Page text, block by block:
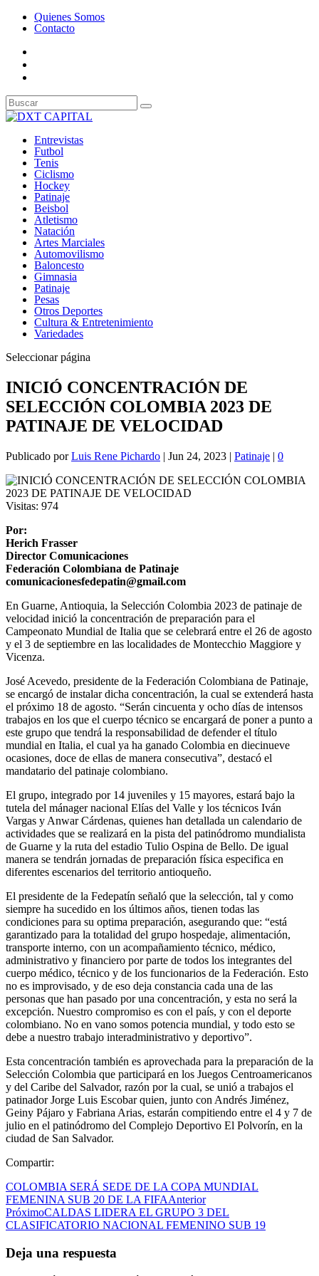
Quienes Somos
Contacto
Entrevistas
Futbol
Tenis
Ciclismo
Hockey
Patinaje
Beisbol
Atletismo
Natación
Artes Marciales
Automovilismo
Baloncesto
Gimnasia
Patinaje
Pesas
Otros Deportes
Cultura & Entretenimiento
Variedades
Seleccionar página
INICIÓ CONCENTRACIÓN DE
SELECCIÓN COLOMBIA 2023 DE
PATINAJE DE VELOCIDAD
Publicado porLuis Rene Pichardo | Jun 24, 2023 | Patinaje | 0
Visitas: 974
Por:
Herich Frasser
Director Comunicaciones
Federación Colombiana de Patinaje
comunicacionesfedepatin@gmail.com
En Guarne, Antioquia, la Selección Colombia 2023 de patinaje de
velocidad inició la concentración de preparación para el
Campeonato Mundial de Italia que se celebrará entre el 26 de agosto
y el 3 de septiembre en las localidades de Montecchio Maggiore y
Vicenza.
José Acevedo, presidente de la Federación Colombiana de Patinaje,
se encargó de instalar dicha concentración, la cual se extenderá hasta
el próximo 18 de agosto. “Serán cincuenta y ocho días de intensos
trabajos en los que el cuerpo técnico se encargará de poner a punto a
este grupo que tendrá la responsabilidad de defender el título
mundial en Italia, el cual ya ha ganado Colombia en diecinueve
ocasiones, doce de ellas de manera consecutiva”, destacó el
mandatario del patinaje colombiano.
El grupo, integrado por 14 juveniles y 15 mayores, estará bajo la
tutela del mánager nacional Elías del Valle y los técnicos Iván
Vargas y Anwar Cárdenas, quienes han detallada un calendario de
actividades que se realizará en la pista del patinódromo mundialista
de Guarne y la ruta del estadio Tulio Ospina de Bello. De igual
manera se tendrán jornadas de preparación física especifica en
diferentes escenarios del territorio antioqueño.
El presidente de la Fedepatín señaló que la selección, tal y como
siempre ha sucedido en los últimos años, tienen todas las
condiciones para su optima preparación, asegurando que: “está
garantizado para la totalidad del grupo hospedaje, alimentación,
transporte interno, con un acompañamiento técnico, médico,
administrativo y financiero por parte de todos los integrantes del
cuerpo médico, técnico y de los funcionarios de la Federación. Esto
no es improvisado, y de eso deja constancia cada una de las
personas que han pasado por una concentración, y esta no será la
excepción. Nuestro compromiso es con el país, y con el deporte
colombiano. No en vano somos potencia mundial, y todo esto se
debe a nuestro trabajo interadministrativo y deportivo”.
Esta concentración también es aprovechada para la preparación de la
Selección Colombia que participará en los Juegos Centroamericanos
y del Caribe del Salvador, razón por la cual, se unió a trabajos el
patinador Jorge Luis Escobar quien, junto con Andrés Jiménez,
Geiny Pájaro y Fabriana Arias, estarán compitiendo entre el 4 y 7 de
julio en el patinódromo del Complejo Deportivo El Polvorín, en la
ciudad de San Salvador.
Compartir:
COLOMBIA SERÁ SEDE DE LA COPA MUNDIAL
FEMENINA SUB 20 DE LA FIFAAnterior
PróximoCALDAS LIDERA EL GRUPO 3 DEL
CLASIFICATORIO NACIONAL FEMENINO SUB 19
Deja una respuesta